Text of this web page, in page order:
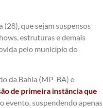
que sejam suspensos
estruturas e demais
pelo município do
da Bahia (MP-BA) e
de primeira instância que
evento, suspendendo apenas